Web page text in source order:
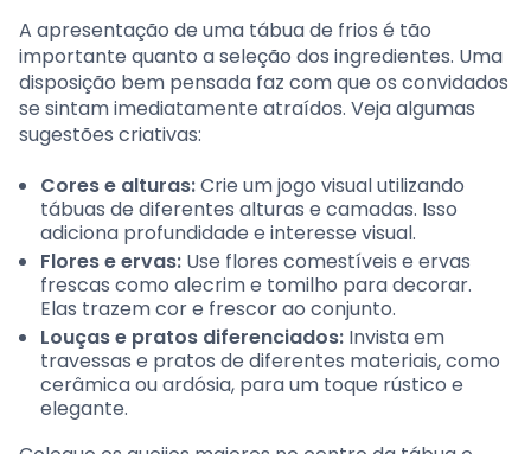
A apresentação de uma tábua de frios é tão
importante quanto a seleção dos ingredientes. Uma
disposição bem pensada faz com que os convidados
se sintam imediatamente atraídos. Veja algumas
sugestões criativas:
Cores e alturas:Crie um jogo visual utilizando
tábuas de diferentes alturas e camadas. Isso
adiciona profundidade e interesse visual.
Flores e ervas: Use flores comestíveis e ervas
frescas como alecrim e tomilho para decorar.
Elas trazem cor e frescor ao conjunto.
Louças e pratos diferenciados: Invista em
travessas e pratos de diferentes materiais, como
cerâmica ou ardósia, para um toque rústico e
elegante.